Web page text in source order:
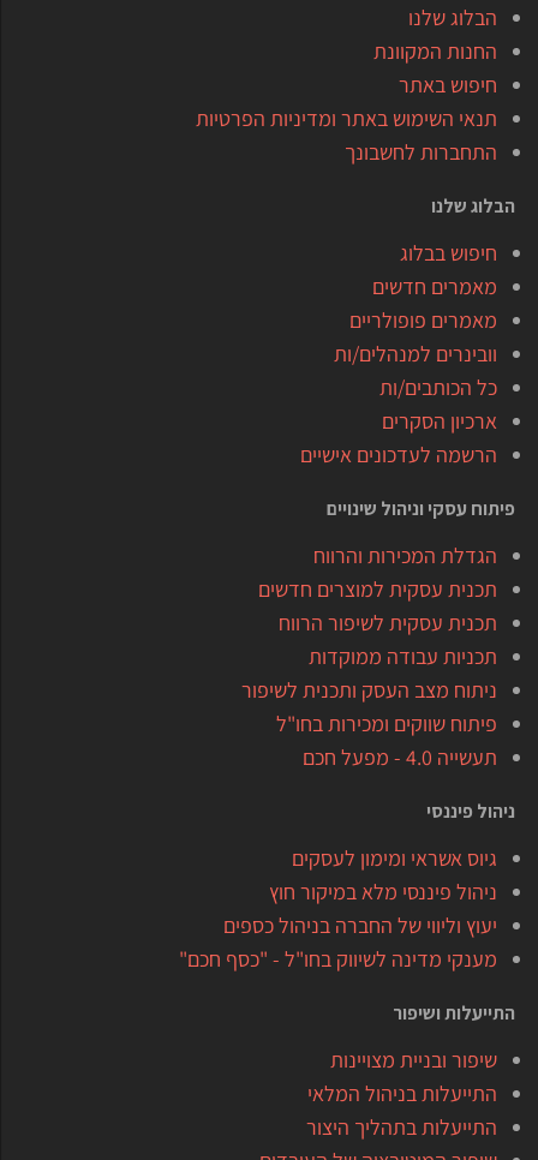
הבלוג שלנו
החנות המקוונת
חיפוש באתר
תנאי השימוש באתר ומדיניות הפרטיות
התחברות לחשבונך
הבלוג שלנו
חיפוש בבלוג
מאמרים חדשים
מאמרים פופולריים
וובינרים למנהלים/ות
כל הכותבים/ות
ארכיון הסקרים
הרשמה לעדכונים אישיים
פיתוח עסקי וניהול שינויים
הגדלת המכירות והרווח
תכנית עסקית למוצרים חדשים
תכנית עסקית לשיפור הרווח
תכניות עבודה ממוקדות
ניתוח מצב העסק ותכנית לשיפור
פיתוח שווקים ומכירות בחו"ל
תעשייה 4.0 - מפעל חכם
ניהול פיננסי
גיוס אשראי ומימון לעסקים
ניהול פיננסי מלא במיקור חוץ
יעוץ וליווי של החברה בניהול כספים
מענקי מדינה לשיווק בחו"ל - "כסף חכם"
התייעלות ושיפור
שיפור ובניית מצויינות
התייעלות בניהול המלאי
התייעלות בתהליך היצור